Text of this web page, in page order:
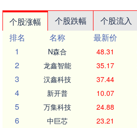
个股涨幅 个股跌幅 个股流入
排名
名称 最新价
1
N森合 48.31
2 龙鑫智能 35.17
3 汉鑫科技 37.44
4 新开普 10.07
5 万集科技 24.88
6 中巨芯 23.21